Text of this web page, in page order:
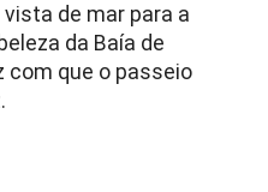
de mar para a
da Baía de
com que o passeio